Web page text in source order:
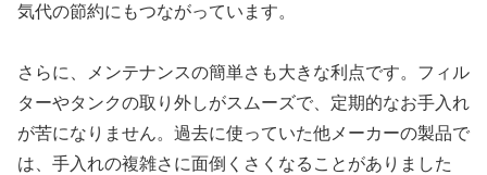
気代の節約にもつながっています。
さらに、メンテナンスの簡単さも大きな利点です。フィル
ターやタンクの取り外しがスムーズで、定期的なお手入れ
が苦になりません。過去に使っていた他メーカーの製品で
は、手入れの複雑さに面倒くさくなることがありました